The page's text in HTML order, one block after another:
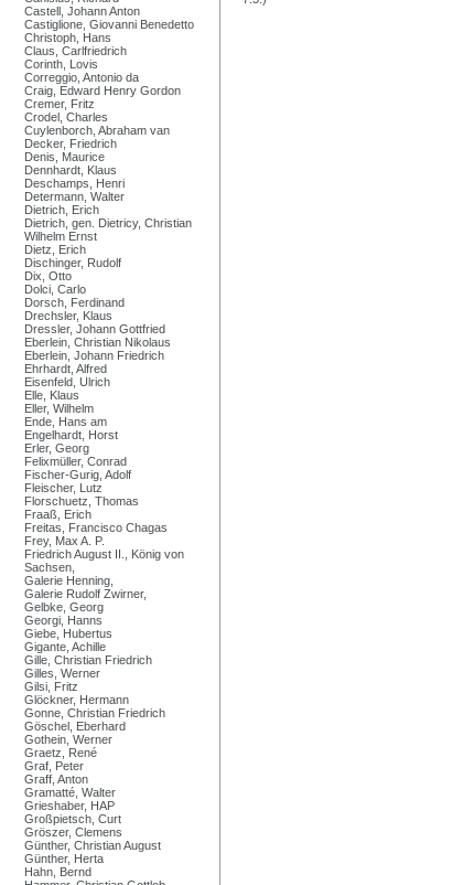
Castell, Johann Anton
Castiglione, Giovanni Benedetto
Christoph, Hans
Claus, Carlfriedrich
Corinth, Lovis
Correggio, Antonio da
Craig, Edward Henry Gordon
Cremer, Fritz
Crodel, Charles
Cuylenborch, Abraham van
Decker, Friedrich
Denis, Maurice
Dennhardt, Klaus
Deschamps, Henri
Determann, Walter
Dietrich, Erich
Dietrich, gen. Dietricy, Christian
Wilhelm Ernst
Dietz, Erich
Dischinger, Rudolf
Dix, Otto
Dolci, Carlo
Dorsch, Ferdinand
Drechsler, Klaus
Dressler, Johann Gottfried
Eberlein, Christian Nikolaus
Eberlein, Johann Friedrich
Ehrhardt, Alfred
Eisenfeld, Ulrich
Elle, Klaus
Eller, Wilhelm
Ende, Hans am
Engelhardt, Horst
Erler, Georg
Felixmüller, Conrad
Fischer-Gurig, Adolf
Fleischer, Lutz
Florschuetz, Thomas
Fraaß, Erich
Freitas, Francisco Chagas
Frey, Max A. P.
Friedrich August II., König von
Sachsen,
Galerie Henning,
Galerie Rudolf Zwirner,
Gelbke, Georg
Georgi, Hanns
Giebe, Hubertus
Gigante, Achille
Gille, Christian Friedrich
Gilles, Werner
Gilsi, Fritz
Glöckner, Hermann
Gonne, Christian Friedrich
Göschel, Eberhard
Gothein, Werner
Graetz, René
Graf, Peter
Graff, Anton
Gramatté, Walter
Grieshaber, HAP
Großpietsch, Curt
Gröszer, Clemens
Günther, Christian August
Günther, Herta
Hahn, Bernd